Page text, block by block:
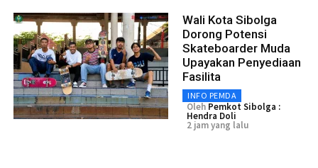
Wali Kota Sibolga
Dorong Potensi
Skateboarder Muda
Upayakan Penyediaan
Fasilita
INFO PEMDA
Oleh Pemkot Sibolga :
Hendra Doli
2 jam yang lalu